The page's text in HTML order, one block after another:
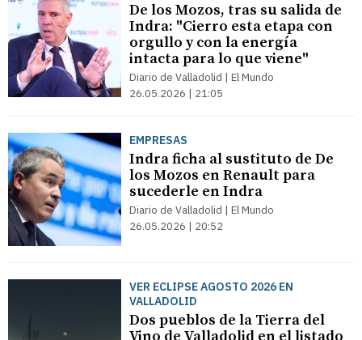
De los Mozos, tras su salida de
Indra: "Cierro esta etapa con
orgullo y con la energía
intacta para lo que viene"
Diario de Valladolid | El Mundo
26.05.2026 | 21:05
EMPRESAS
Indra ficha al sustituto de De
los Mozos en Renault para
sucederle en Indra
Diario de Valladolid | El Mundo
26.05.2026 | 20:52
VER ECLIPSE AGOSTO 2026 EN
VALLADOLID
Dos pueblos de la Tierra del